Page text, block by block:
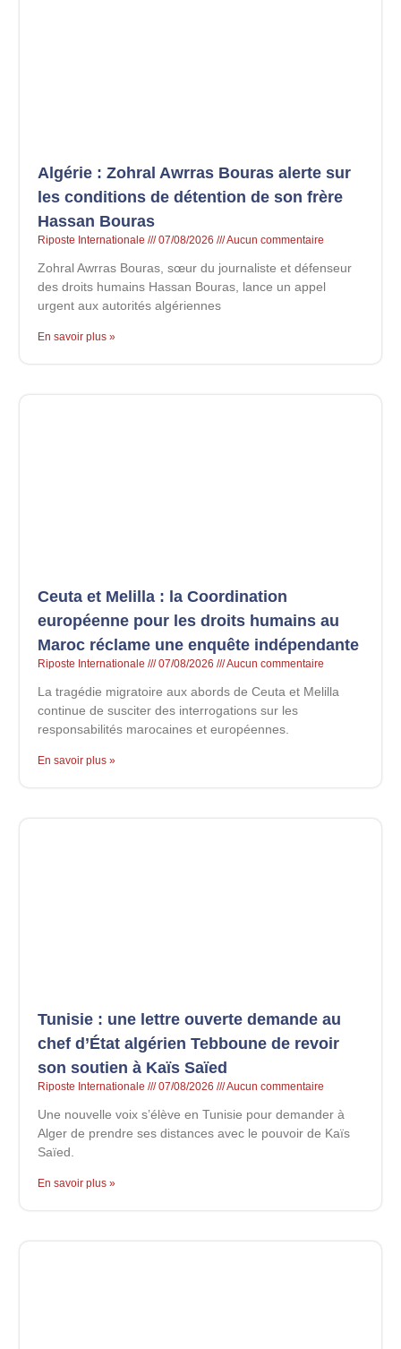
Algérie : Zohral Awrras Bouras alerte sur
les conditions de détention de son frère
Hassan Bouras
Riposte Internationale 07/08/2026 Aucun commentaire
Zohral Awrras Bouras, sœur du journaliste et défenseur
des droits humains Hassan Bouras, lance un appel
urgent aux autorités algériennes
En savoir plus »
Ceuta et Melilla : la Coordination
européenne pour les droits humains au
Maroc réclame une enquête indépendante
Riposte Internationale 07/08/2026 Aucun commentaire
La tragédie migratoire aux abords de Ceuta et Melilla
continue de susciter des interrogations sur les
responsabilités marocaines et européennes.
En savoir plus »
Tunisie : une lettre ouverte demande au
chef d’État algérien Tebboune de revoir
son soutien à Kaïs Saïed
Riposte Internationale 07/08/2026 Aucun commentaire
Une nouvelle voix s’élève en Tunisie pour demander à
Alger de prendre ses distances avec le pouvoir de Kaïs
Saïed.
En savoir plus »